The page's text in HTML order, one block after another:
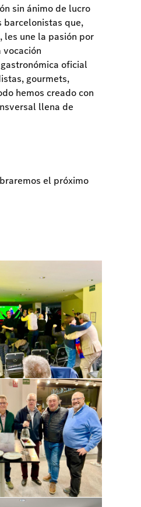
sin ánimo de lucro
barcelonistas que,
une la pasión por
vocación
oficial
gourmets,
hemos creado con
llena de
el próximo